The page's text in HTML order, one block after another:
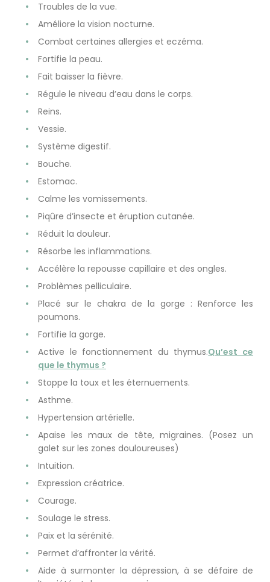
Troubles de la vue.
Améliore la vision nocturne.
Combat certaines allergies et eczéma.
Fortifie la peau.
Fait baisser la fièvre.
Régule le niveau d’eau dans le corps.
Reins.
Vessie.
Système digestif.
Bouche.
Estomac.
Calme les vomissements.
Piqûre d’insecte et éruption cutanée.
Réduit la douleur.
Résorbe les inflammations.
Accélère la repousse capillaire et des ongles.
Problèmes pelliculaire.
Placé sur le chakra de la gorge : Renforce les
poumons.
Fortifie la gorge.
Active le fonctionnement du thymus.Qu’est ce
que le thymus ?
Stoppe la toux et les éternuements.
Asthme.
Hypertension artérielle.
Apaise les maux de tête, migraines. (Posez un
galet sur les zones douloureuses)
Intuition.
Expression créatrice.
Courage.
Soulage le stress.
Paix et la sérénité.
Permet d’affronter la vérité.
Aide à surmonter la dépression, à se défaire de